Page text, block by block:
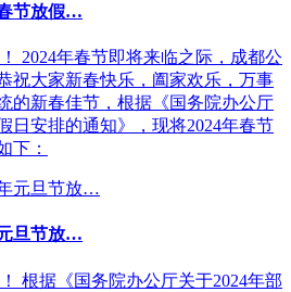
节放假…
2024年春节即将来临之际，成都公
祝大家新春快乐，阖家欢乐，万事
的新春佳节，根据《国务院办公厅
日安排的通知》，现将2024年春节
下：
旦节放…
根据《国务院办公厅关于2024年部